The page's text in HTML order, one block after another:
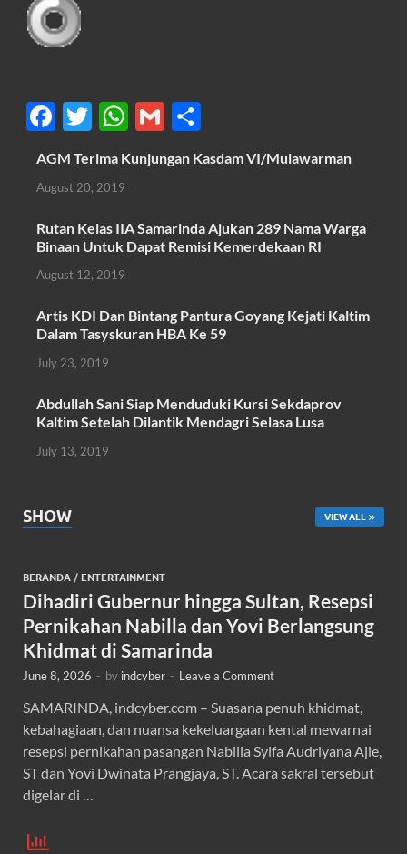
F
ac
e
b
o
o
k
T
w
itt
er
W
h
at
A
p
G
ail
h
ar
AGM Terima Kunjungan Kasdam VI/Mulawarman
August 20, 2019
Rutan Kelas IIA Samarinda Ajukan 289 Nama Warga
Binaan Untuk Dapat Remisi Kemerdekaan RI
August 12, 2019
Artis KDI Dan Bintang Pantura Goyang Kejati Kaltim
Dalam Tasyskuran HBA Ke 59
July 23, 2019
Abdullah Sani Siap Menduduki Kursi Sekdaprov
Kaltim Setelah Dilantik Mendagri Selasa Lusa
July 13, 2019
SHOW VIEW ALL
BERANDA / ENTERTAINMENT
Dihadiri Gubernur hingga Sultan, Resepsi
Pernikahan Nabilla dan Yovi Berlangsung
Khidmat di Samarinda
June 8, 2026 - by indcyber - Leave a Comment
SAMARINDA, indcyber.com – Suasana penuh khidmat,
kebahagiaan, dan nuansa kekeluargaan kental mewarnai
resepsi pernikahan pasangan Nabilla Syifa Audriyana Ajie,
ST dan Yovi Dwinata Prangjaya, ST. Acara sakral tersebut
digelar di …